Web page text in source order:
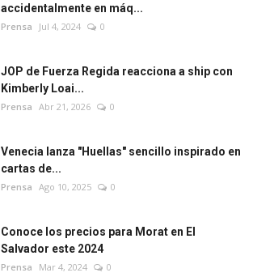
accidentalmente en máq...
Prensa Jul 4, 2024 0
JOP de Fuerza Regida reacciona a ship con
Kimberly Loai...
Prensa Abr 21, 2026 0
Venecia lanza "Huellas" sencillo inspirado en
cartas de...
Prensa Ago 10, 2025 0
Conoce los precios para Morat en El
Salvador este 2024
Prensa Mar 4, 2024 0